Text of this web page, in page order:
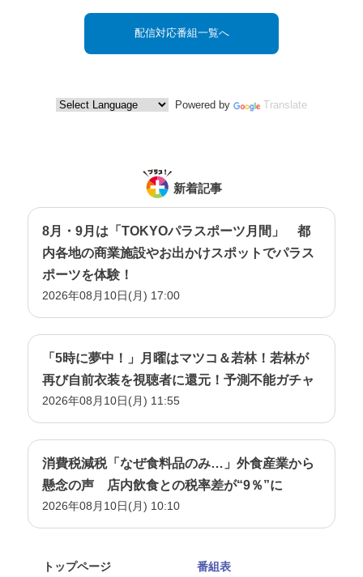
配信対応番組一覧へ
Powered by Translate
新着記事
8月・9月は「TOKYOパラスポーツ月間」 都
内各地の商業施設やお出かけスポットでパラス
ポーツを体験！
2026年08月10日(月) 17:00
「5時に夢中！」月曜はマツコ＆若林！若林が
再び自前衣装を視聴者に還元！予測不能ガチャ
2026年08月10日(月) 11:55
消費税減税「なぜ食料品のみ…」外食産業から
懸念の声 店内飲食との税率差が“9％”に
2026年08月10日(月) 10:10
トップページ 番組表